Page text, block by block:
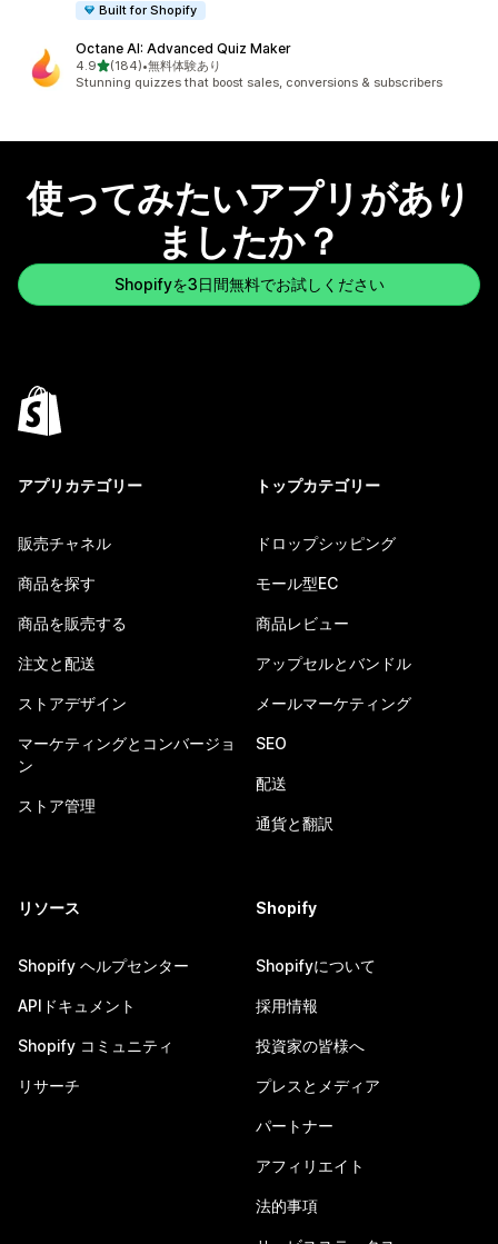
Built for Shopify
Octane AI: Advanced Quiz Maker
4.95つ星中
(184)
合計レビュー数：184件
•無料体験あり
Stunning quizzes that boost sales, conversions & subscribers
使ってみたいアプリがあり
ましたか？
Shopifyを3日間無料でお試しください
アプリカテゴリー
販売チャネル
商品を探す
商品を販売する
注文と配送
ストアデザイン
マーケティングとコンバージョ
ン
ストア管理
トップカテゴリー
ドロップシッピング
モール型EC
商品レビュー
アップセルとバンドル
メールマーケティング
SEO
配送
通貨と翻訳
リソース
Shopify ヘルプセンター
APIドキュメント
Shopify コミュニティ
リサーチ
Shopify
Shopifyについて
採用情報
投資家の皆様へ
プレスとメディア
パートナー
アフィリエイト
法的事項